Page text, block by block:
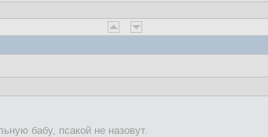
бабу, псакой не назовут.